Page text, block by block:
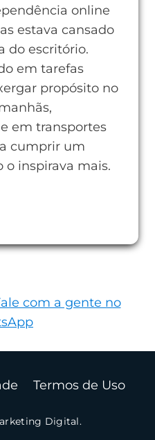
online
estava cansado
do escritório.
em tarefas
propósito no
em transportes
cumprir um
o inspirava mais.
com a gente no
Termos de Uso
Digital.